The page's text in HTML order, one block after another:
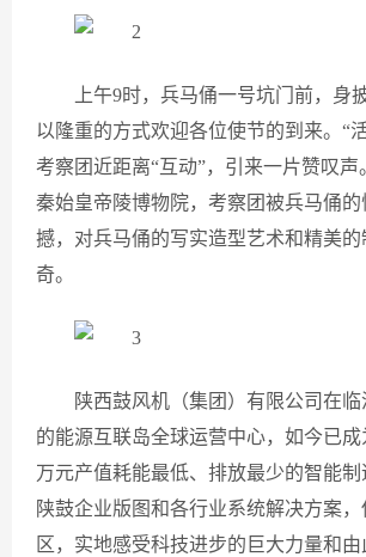
上午9时，兵马俑一号坑门前，身
以隆重的方式欢迎各位使节的到来。“
考察团近距离“互动”，引来一片赞叹声
秦始皇帝陵博物院，考察团被兵马俑
撼，对兵马俑的写实造型艺术和精美
奇。
陕西鼓风机（集团）有限公司在
的能源互联岛全球运营中心，如今已
万元产值耗能最低、排放最少的智能
陕鼓企业版图和各行业系统解决方案，
区，实地感受科技进步的巨大力量和